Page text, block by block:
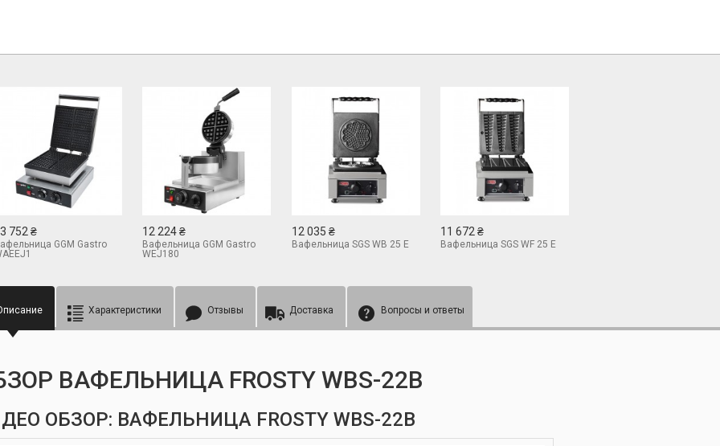
752 ₴
GGM Gastro
12 224 ₴
Вафельница GGM Gastro
WEJ180
12 035 ₴
Вафельница SGS WB 25 E
11 672 ₴
Вафельница SGS WF 25 E
Характеристики Отзывы Доставка Вопросы и ответы
ВАФЕЛЬНИЦА FROSTY WBS-22B
ОБЗОР: ВАФЕЛЬНИЦА FROSTY WBS-22B